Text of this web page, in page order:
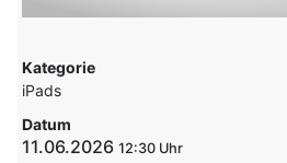
Kategorie
iPads
Datum
11.06.2026 12:30